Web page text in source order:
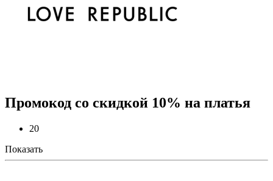
Промокод со скидкой 10% на платья
20
Показать